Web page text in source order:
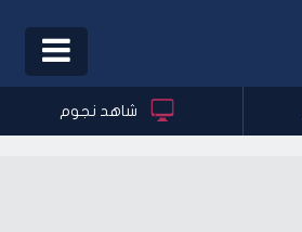
Toggle
شاهد نجوم